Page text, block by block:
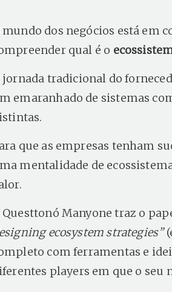
mundo dos negócios está em
qual é o
jornada tradicional do
emaranhado de sistemas
que as empresas tenham
mentalidade de
Questtonó Manyone traz o
ecosystem strategies”
com ferramentas e
players em que o seu